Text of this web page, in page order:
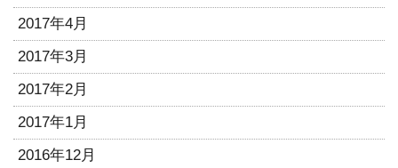
2017年4月
2017年3月
2017年2月
2017年1月
2016年12月